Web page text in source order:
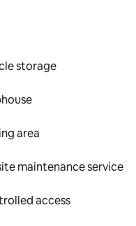
storage
area
maintenance service
access